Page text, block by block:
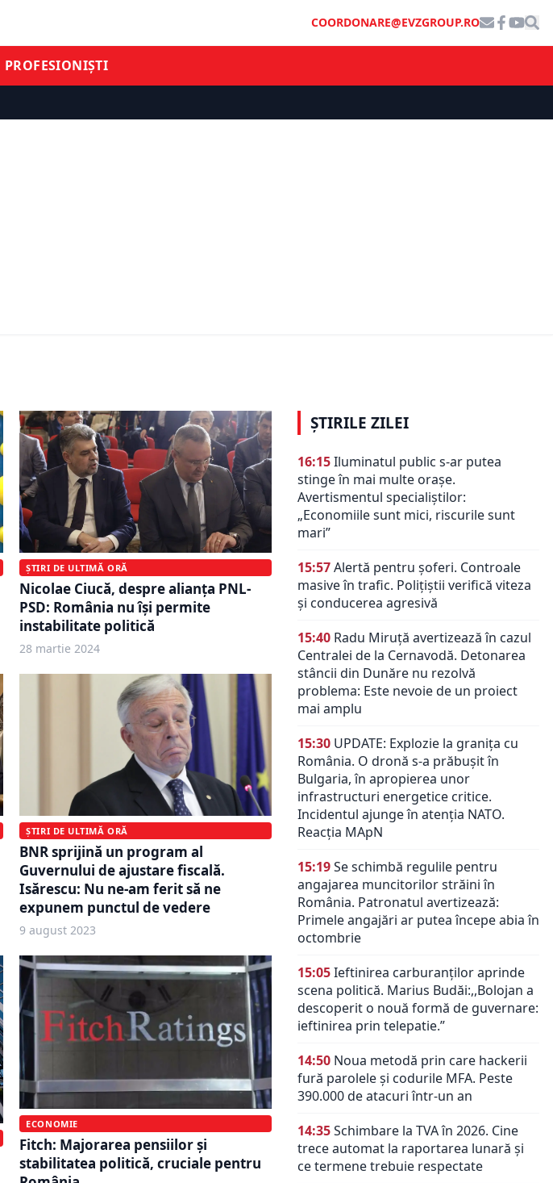
COORDONARE@EVZGROUP.RO
PROFESIONIȘTI
ȘTIRI DE ULTIMĂ ORĂ
Nicolae Ciucă, despre alianța PNL-
PSD: România nu își permite
instabilitate politică
28 martie 2024
ȘTIRI DE ULTIMĂ ORĂ
BNR sprijină un program al
Guvernului de ajustare fiscală.
Isărescu: Nu ne-am ferit să ne
expunem punctul de vedere
9 august 2023
ECONOMIE
Fitch: Majorarea pensiilor și
stabilitatea politică, cruciale pentru
ȘTIRILE ZILEI
16:15Iluminatul public s-ar putea
stinge în mai multe orașe.
Avertismentul specialiștilor:
„Economiile sunt mici, riscurile sunt
mari”
15:57Alertă pentru șoferi. Controale
masive în trafic. Polițiștii verifică viteza
și conducerea agresivă
15:40 Radu Miruță avertizează în cazul
Centralei de la Cernavodă. Detonarea
stâncii din Dunăre nu rezolvă
problema: Este nevoie de un proiect
mai amplu
15:30 UPDATE: Explozie la granița cu
România. O dronă s-a prăbușit în
Bulgaria, în apropierea unor
infrastructuri energetice critice.
Incidentul ajunge în atenția NATO.
Reacția MApN
15:19Se schimbă regulile pentru
angajarea muncitorilor străini în
România. Patronatul avertizează:
Primele angajări ar putea începe abia în
octombrie
15:05Ieftinirea carburanților aprinde
scena politică. Marius Budăi:,,Bolojan a
descoperit o nouă formă de guvernare:
ieftinirea prin telepatie.”
14:50 Noua metodă prin care hackerii
fură parolele și codurile MFA. Peste
390.000 de atacuri într-un an
14:35Schimbare la TVA în 2026. Cine
trece automat la raportarea lunară și
ce termene trebuie respectate